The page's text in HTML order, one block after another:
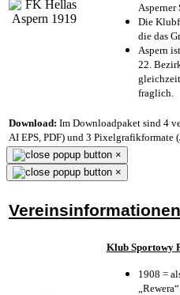
Die
die das
Aspern
22.
fraglich.
Download: Im Downloadpaket sind 4
AI EPS, PDF) und 3 Pixelgrafikformate
×
×
Klub Sportowy
1908 =